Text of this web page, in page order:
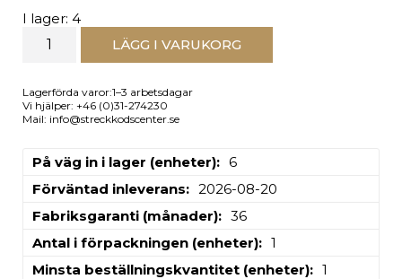
I lager: 4
LÄGG I VARUKORG
Lagerförda varor:1–3 arbetsdagar
Vi hjälper: +46 (0)31-274230
Mail: info@streckkodscenter.se
På väg in i lager (enheter)
6
Förväntad inleverans
2026-08-20
Fabriksgaranti (månader)
36
Antal i förpackningen (enheter)
1
Minsta beställningskvantitet (enheter)
1